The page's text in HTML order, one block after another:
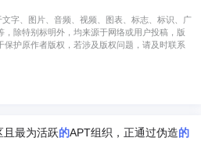
字、图片、音频、视频、图表、标志、标识、广
除特别标明外，均来源于网络或用户投稿，版
护原作者版权，若涉及版权问题，请及时联系
且最为活跃的APT组织，正通过伪造的